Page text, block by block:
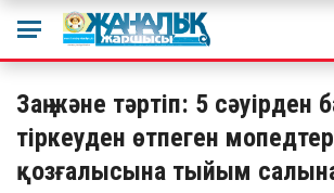
Заң және тәртіп: 5 сәуірден
тіркеуден өтпеген
қозғалысына тыйым